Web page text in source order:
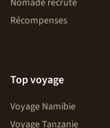
Nomade recrute
Récompenses
Top voyage
Voyage Namibie
Voyage Tanzanie